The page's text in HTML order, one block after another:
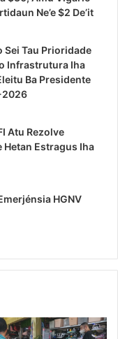
Ne’e $2 De’it
Tau Prioridade
Infrastrutura Iha
Ba Presidente
2026
Atu Rezolve
Hetan Estragus Iha
HGNV